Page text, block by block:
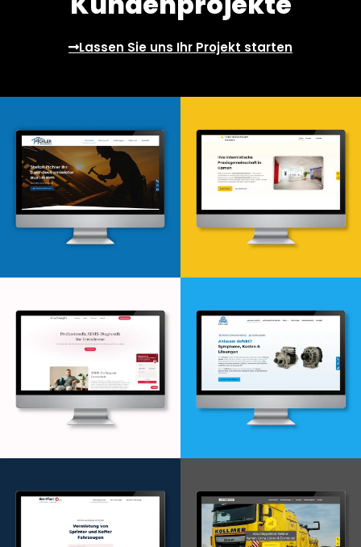
Lassen Sie uns Ihr Projekt starten
Webdesign & -entwicklung Webdesign & -entwicklung
Webdesign & -entwicklung Webdesign & -entwicklung